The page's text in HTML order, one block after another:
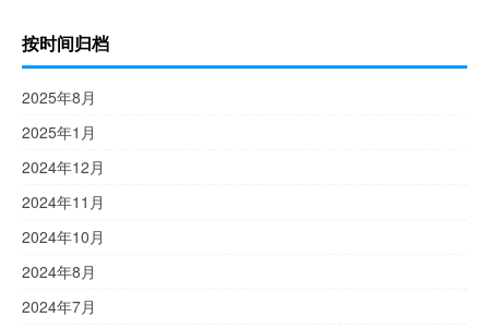
按时间归档
2025年8月
2025年1月
2024年12月
2024年11月
2024年10月
2024年8月
2024年7月